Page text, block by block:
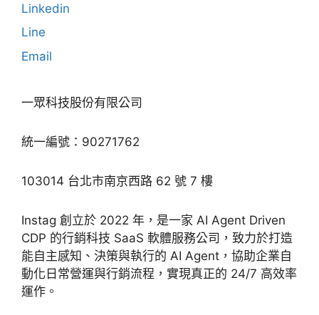
Linkedin
Line
Email
一眾科技股份有限公司
統一編號：90271762
103014 台北市南京西路 62 號 7 樓
Instag 創立於 2022 年，是一家 AI Agent Driven
CDP 的行銷科技 SaaS 軟體服務公司，致力於打造
能自主感知、決策與執行的 AI Agent，協助企業自
動化日常營運與行銷流程，實現真正的 24/7 高效率
運作。